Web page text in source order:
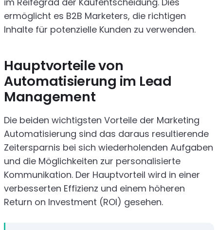
ermöglicht es B2B Marketers, die richtigen
Inhalte für potenzielle Kunden zu verwenden.
Hauptvorteile von
Automatisierung im Lead
Management
Die beiden wichtigsten Vorteile der Marketing
Automatisierung sind das daraus resultierende
Zeitersparnis bei sich wiederholenden Aufgaben
und die Möglichkeiten zur personalisierte
Kommunikation. Der Hauptvorteil wird in einer
verbesserten Effizienz und einem höheren
Return on Investment (ROI) gesehen.